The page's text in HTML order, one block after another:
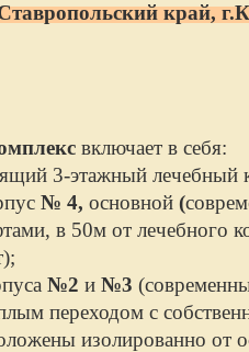
край,
включает в себя:
3-этажный лечебный
№ 4, основной (
в 50м от лечебного
№2 и №3
переходом с
изолированно от